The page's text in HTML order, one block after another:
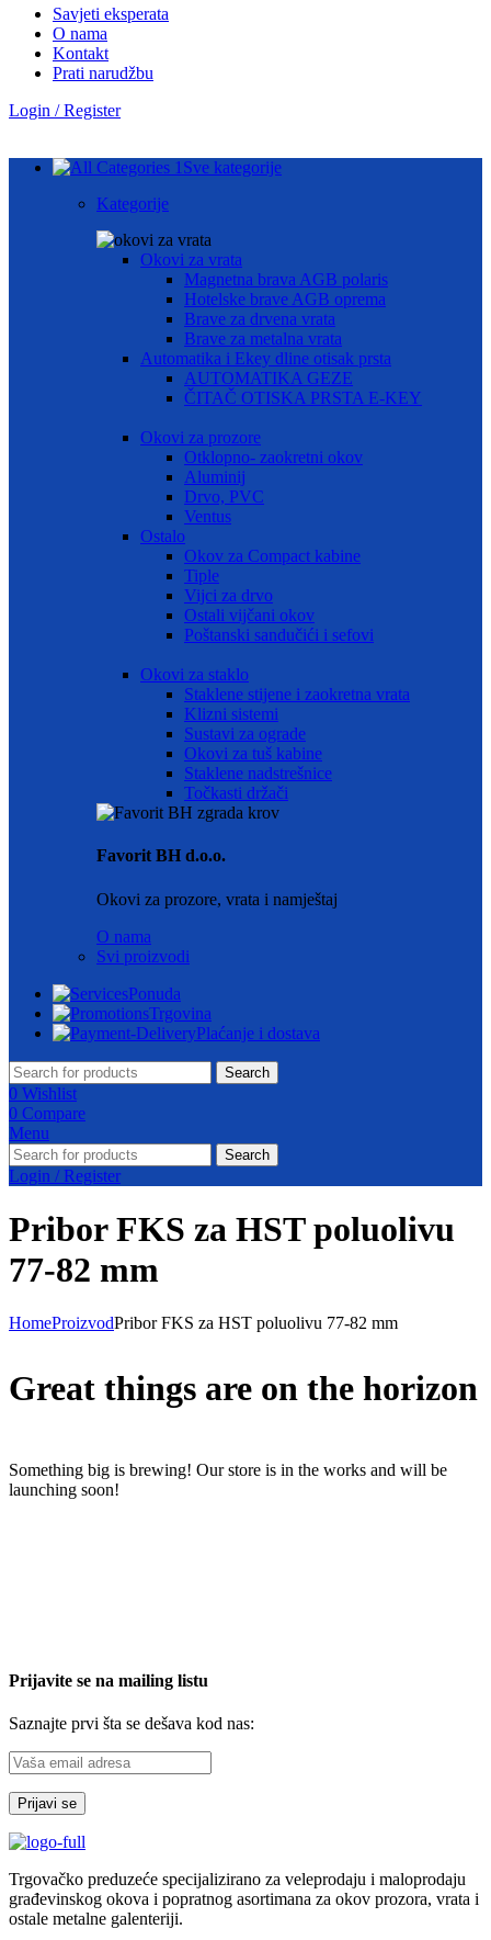
Savjeti eksperata
O nama
Kontakt
Prati narudžbu
Login / Register
Sve kategorije
Kategorije
Okovi za vrata
Magnetna brava AGB polaris
Hotelske brave AGB oprema
Brave za drvena vrata
Brave za metalna vrata
Automatika i Ekey dline otisak prsta
AUTOMATIKA GEZE
ČITAČ OTISKA PRSTA E-KEY
Okovi za prozore
Otklopno- zaokretni okov
Aluminij
Drvo, PVC
Ventus
Ostalo
Okov za Compact kabine
Tiple
Vijci za drvo
Ostali vijčani okov
Poštanski sandučići i sefovi
Okovi za staklo
Staklene stijene i zaokretna vrata
Klizni sistemi
Sustavi za ograde
Okovi za tuš kabine
Staklene nadstrešnice
Točkasti držači
Favorit BH d.o.o.
Okovi za prozore, vrata i namještaj
O nama
Svi proizvodi
Ponuda
Trgovina
Plaćanje i dostava
Search
0 Wishlist
0 Compare
Menu
Search
Login / Register
Pribor FKS za HST poluolivu
77-82 mm
HomeProizvodPribor FKS za HST poluolivu 77-82 mm
Great things are on the horizon
Something big is brewing! Our store is in the works and will be
launching soon!
Prijavite se na mailing listu
Saznajte prvi šta se dešava kod nas:
Trgovačko preduzeće specijalizirano za veleprodaju i maloprodaju
građevinskog okova i popratnog asortimana za okov prozora, vrata i
ostale metalne galenteriji.